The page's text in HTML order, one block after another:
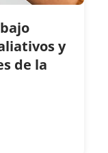
y
de la